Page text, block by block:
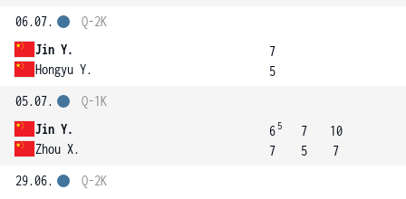
06.07.
Jin Y.
Hongyu Y.
Q-2K
7
5
05.07.
Jin Y.
Zhou X.
Q-1K
6 5
7
7
5
10
7
29.06.
Q-2K